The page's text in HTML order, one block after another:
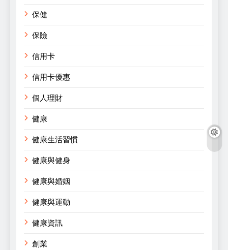
保健
保險
信用卡
信用卡優惠
個人理財
健康
健康生活習慣
健康與健身
健康與婚姻
健康與運動
健康資訊
創業